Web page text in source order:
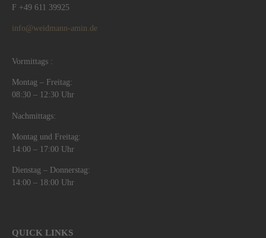
F +49 611 39925
info@weidmann-amin.de
Vormittags :
Montag – Freitag:
08:30 – 12:30 Uhr
Nachmittags:
Montag und Freitag:
14:00 – 17:00 Uhr
Dienstag – Donnerstag:
14:00 – 18:00 Uhr
QUICK LINKS